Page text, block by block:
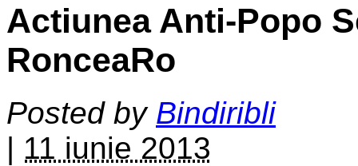
Actiunea Anti-Popo
RonceaRo
Posted by Bindiribli
| 11 iunie 2013